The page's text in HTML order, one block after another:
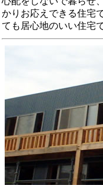
かりお応えできる住宅
ても居心地のいい住宅で